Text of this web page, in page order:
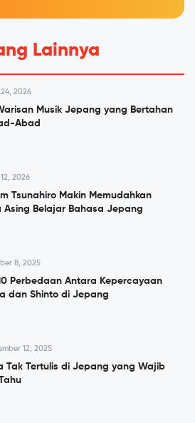
Lainnya
2026
Musik Jepang yang Bertahan
Abad
2026
Tsunahiro Makin Memudahkan
Asing Belajar Bahasa Jepang
8, 2025
Perbedaan Antara Kepercayaan
dan Shinto di Jepang
12, 2025
Tak Tertulis di Jepang yang Wajib